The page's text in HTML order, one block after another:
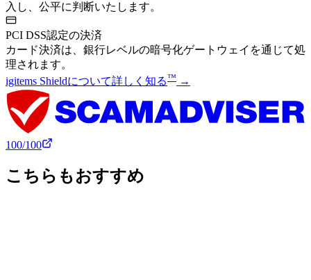
入し、公平に判断いたします。
PCI DSS認定の決済
カード決済は、銀行レベルの暗号化ゲートウェイを通じて処
理されます。
igitems Shieldについて詳しく知る™ →
100/100
こちらもおすすめ